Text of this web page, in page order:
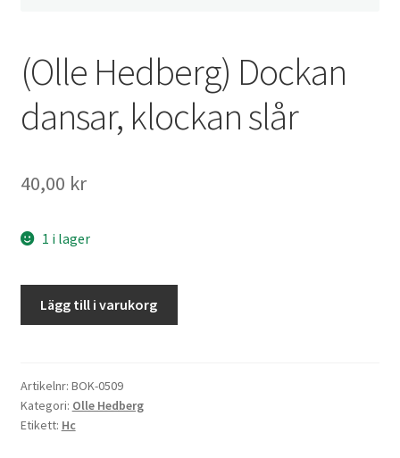
(Olle Hedberg) Dockan
dansar, klockan slår
40,00 kr
1 i lager
dansar,
mängd
Lägg till i varukorg
Artikelnr: BOK-0509
Kategori: Olle Hedberg
Etikett: Hc